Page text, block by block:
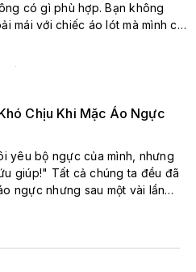
có gì phù hợp. Bạn không
mái với chiếc áo lót mà mình có
Chịu Khi Mặc Áo Ngực
yêu bộ ngực của mình, nhưng
giúp!" Tất cả chúng ta đều đã
ngực nhưng sau một vài lần